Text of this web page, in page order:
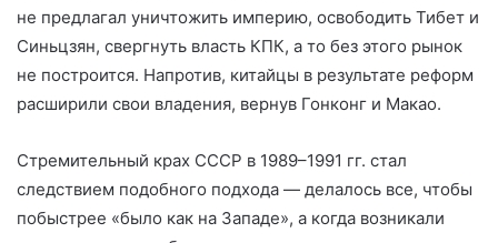
не предлагал уничтожить империю, освободить Тибет и
Синьцзян, свергнуть власть КПК, а то без этого рынок
не построится. Напротив, китайцы в результате реформ
расширили свои владения, вернув Гонконг и Макао.
Стремительный крах СССР в 1989–1991 гг. стал
следствием подобного подхода — делалось все, чтобы
побыстрее «было как на Западе», а когда возникали